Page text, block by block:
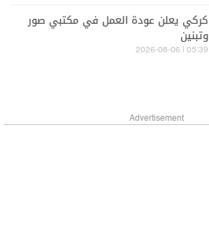
كركي يعلن عودة العمل في مكتبي صور
وتبنين
05:39 | 2026-08-06
Advertisement